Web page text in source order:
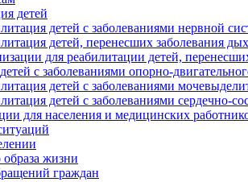
детей
детей с заболеваниями нервной
детей, перенесших заболевания
для реабилитации детей,
с заболеваниями опорно-
детей с заболеваниями
детей с заболеваниями сердечно-
для населения и медицинских
жизни
граждан